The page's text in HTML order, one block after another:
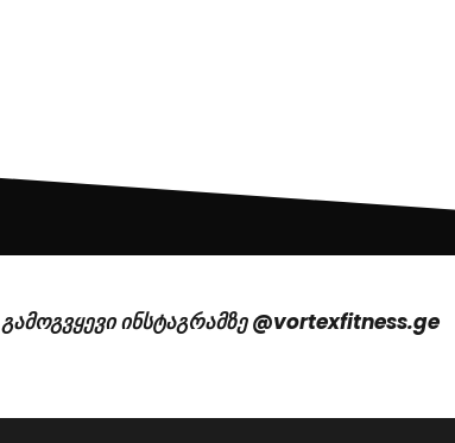
გამოგვყევი ინსტაგრამზე @vortexfitness.ge